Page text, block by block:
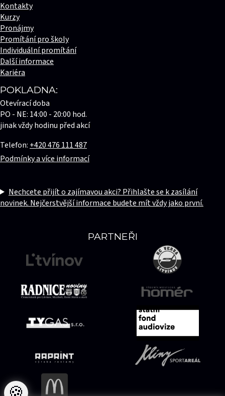
PARTNEŘI
Kontakty
Kurzy
Pronájmy
Promítání pro školy
Individuální promítání
Další informace
Kariéra
POKLADNA:
Otevírací doba
PO - NE: 14:00 - 20:00 hod.
jinak vždy hodinu před akcí
Telefon: +420 476 111 487
Podmínky a více informací
Nechcete přijít o zajímavou akci? Přihlašte se k zasílání
novinek. Nejčerstvější informace budete mít vždy jako první.